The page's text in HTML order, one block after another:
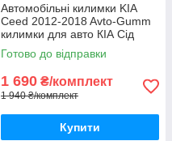
Автомобільні килимки KIA
Ceed 2012-2018 Avto-Gumm
килимки для авто КІА Сід
2012-2018 Автогум
Готово до відправки
1 690 ₴/комплект
1 940 ₴/комплект
Купити